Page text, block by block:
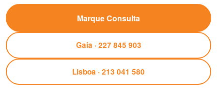
Marque Consulta
Gaia · 227 845 903
Lisboa · 213 041 580